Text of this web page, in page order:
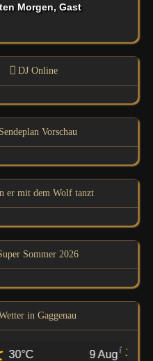
Morgen, Gast
DJ Online
Sendeplan Vorschau
er mit dem Wolf tanzt
Sommer 2026
in Gaggenau
33°C